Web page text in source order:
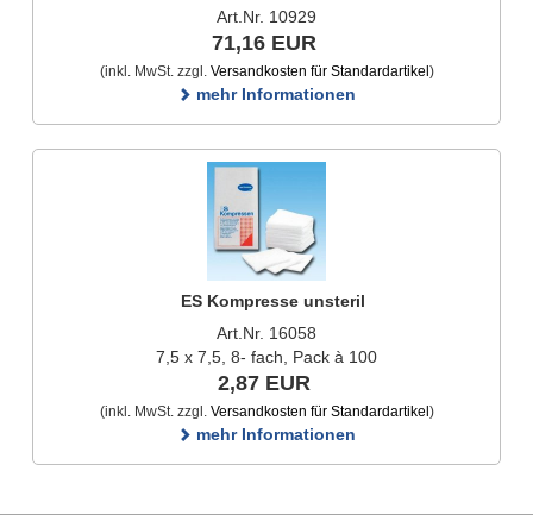
Art.Nr. 10929
71,16 EUR
(inkl. MwSt. zzgl. Versandkosten für Standardartikel )
mehr Informationen
ES Kompresse unsteril
Art.Nr. 16058
7,5 x 7,5, 8- fach, Pack à 100
2,87 EUR
(inkl. MwSt. zzgl. Versandkosten für Standardartikel )
mehr Informationen